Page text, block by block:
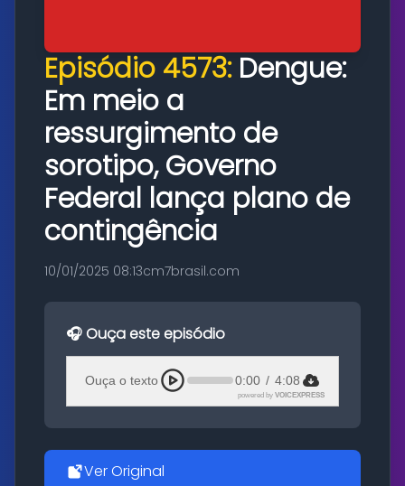
Episódio 4573: Dengue:
Em meio a
ressurgimento de
sorotipo, Governo
Federal lança plano de
contingência
10/01/2025 08:13cm7brasil.com
🎧 Ouça este episódio
Ouça o texto 0:00 / 4:08
powered by VOICEXPRESS
Ver Original